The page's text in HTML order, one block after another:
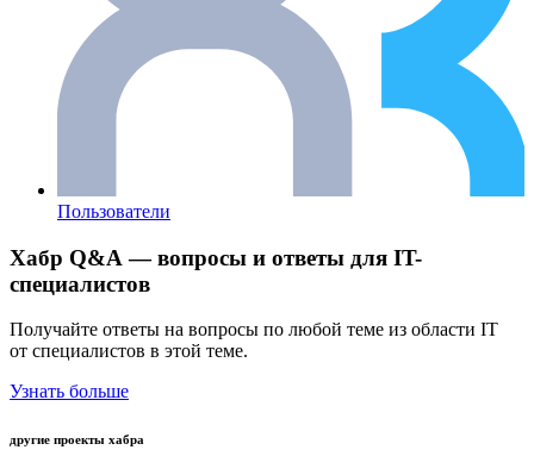
Пользователи
Хабр Q&A — вопросы и ответы для IT-
специалистов
Получайте ответы на вопросы по любой теме из области IT
от специалистов в этой теме.
Узнать больше
другие проекты хабра